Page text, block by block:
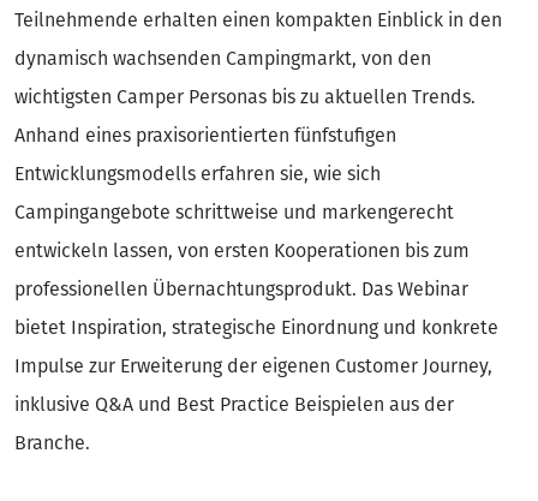
Teilnehmende erhalten einen kompakten Einblick in den
dynamisch wachsenden Campingmarkt, von den
wichtigsten Camper Personas bis zu aktuellen Trends.
Anhand eines praxisorientierten fünfstufigen
Entwicklungsmodells erfahren sie, wie sich
Campingangebote schrittweise und markengerecht
entwickeln lassen, von ersten Kooperationen bis zum
professionellen Übernachtungsprodukt. Das Webinar
bietet Inspiration, strategische Einordnung und konkrete
Impulse zur Erweiterung der eigenen Customer Journey,
inklusive Q&A und Best Practice Beispielen aus der
Branche.